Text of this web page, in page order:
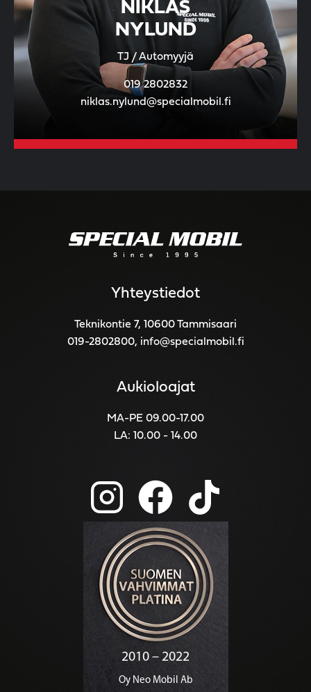
NIKLAS
NYLUND
TJ / Automyyjä
019 2802832
niklas.nylund@specialmobil.fi
Yhteystiedot
Teknikontie 7, 10600 Tammisaari
019-2802800, info@specialmobil.fi
Aukioloajat
MA-PE 09.00-17.00
LA: 10.00 - 14.00